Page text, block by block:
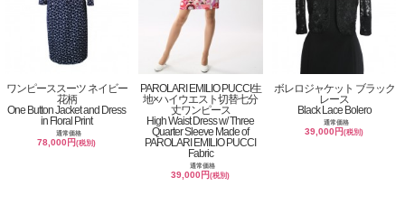
ワンピーススーツ ネイビー
花柄
One Button Jacket and Dress
in Floral Print
通常価格
78,000円(税別)
PAROLARI EMILIO PUCCI生
地×ハイウエスト切替七分
丈ワンピース
High Waist Dress w/ Three
Quarter Sleeve Made of
PAROLARI EMILIO PUCCI
Fabric
通常価格
39,000円(税別)
ボレロジャケット ブラック
レース
Black Lace Bolero
通常価格
39,000円(税別)